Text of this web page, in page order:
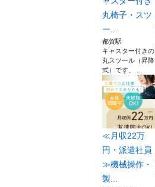
丸椅子・スツ
ー...
都賀駅
キャスター付きの
丸スツール（昇降
式）です。 ...
≪月収22万
円・派遣社員
≫機械操作・
製...